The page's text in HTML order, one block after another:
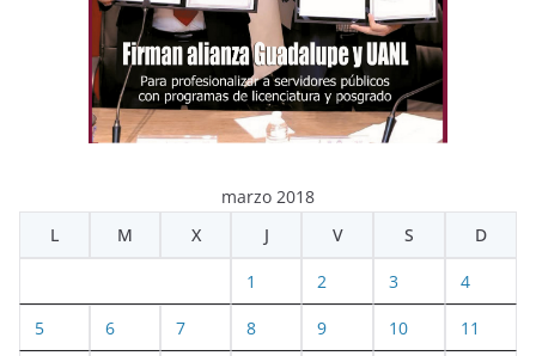
marzo 2018
L
M X J V S D
1 2 3 4
5 6 7 8 9 10 11